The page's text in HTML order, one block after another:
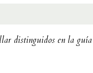
distinguidos en la